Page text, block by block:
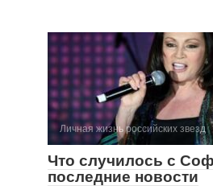
Личная жизнь российских звезд
Что случилось с
последние новости